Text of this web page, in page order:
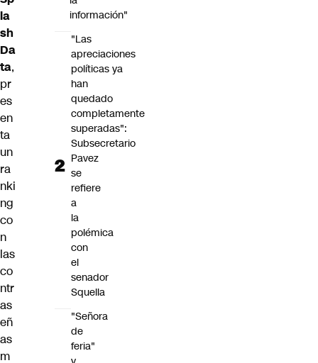
la
sh
Da
ta,
pr
es
en
ta
un
ra
nki
ng
co
n
las
co
ntr
as
eñ
as
m
información"
"Las
apreciaciones
políticas ya
han
quedado
completamente
superadas":
Subsecretario
Pavez
se
refiere
a
la
polémica
con
el
senador
Squella
"Señora
de
feria"